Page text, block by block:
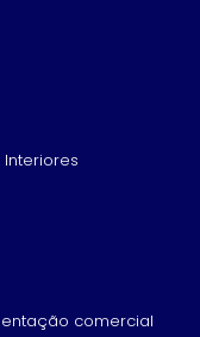
comercial